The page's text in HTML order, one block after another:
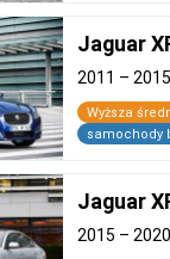
Jaguar
2011 – 2015
Wyższa
samochody
Jaguar
2015 – 2020